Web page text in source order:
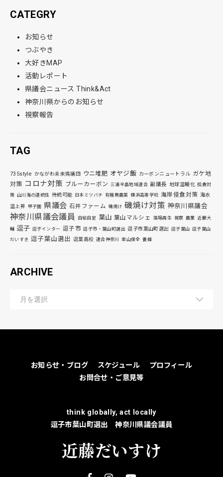
CATEGRY
お知らせ
つぶやき
大好きMAP
活動レポート
県議会ニュース Think&Act
神奈川県からのお知らせ
視察報告
TAG
735style かながわ未来県議団 ウニ堆肥 オヤジ飯 カーボンニュートラル ガケ地
対策 コロナ対策 ブルーカーボン 三浦半島地域連合 副議長 地球温暖化 孤食対
策 山川海の連続性 持続可能 日本ミツバチ 有機無農薬 横浜高等学校 海岸侵食対策 海水
温上昇 甲子園 県議会 石井ファーム 磯焼け 磯焼け対策 神奈川県議会
神奈川県議会議員 自給自足 葉山 葉山マルシェ 藻場再生 視察 農業 近藤大
輔 逗子 逗子インター 逗子市 逗子市・葉山町選出 逗子市葉山町選出 逗子葉山 逗子葉山
だいすき 逗子葉山選出 逗葉高校 連合神奈川 里山保全 養蜂
ARCHIVE
お知らせ・ブログ スケジュール
プロフィール
お問合せ・ご意見等
think globally, act locally
逗子市葉山町選出 神奈川県議会議員
近藤だいすけ